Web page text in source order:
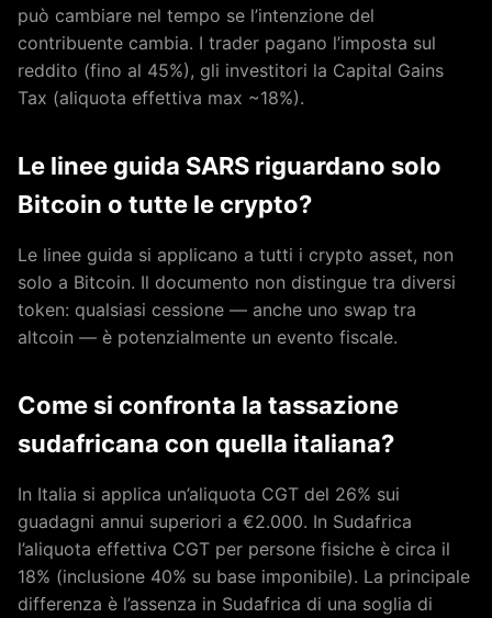
può cambiare nel tempo se l’intenzione del
contribuente cambia. I trader pagano l’imposta sul
reddito (fino al 45%), gli investitori la Capital Gains
Tax (aliquota effettiva max ~18%).
Le linee guida SARS riguardano solo
Bitcoin o tutte le crypto?
Le linee guida si applicano a tutti i crypto asset, non
solo a Bitcoin. Il documento non distingue tra diversi
token: qualsiasi cessione — anche uno swap tra
altcoin — è potenzialmente un evento fiscale.
Come si confronta la tassazione
sudafricana con quella italiana?
In Italia si applica un’aliquota CGT del 26% sui
guadagni annui superiori a €2.000. In Sudafrica
l’aliquota effettiva CGT per persone fisiche è circa il
18% (inclusione 40% su base imponibile). La principale
differenza è l’assenza in Sudafrica di una soglia di